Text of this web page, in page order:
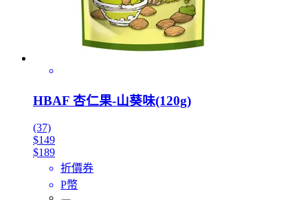
HBAF 杏仁果-山葵味(120g)
(37)
$149
$189
折價券
P幣